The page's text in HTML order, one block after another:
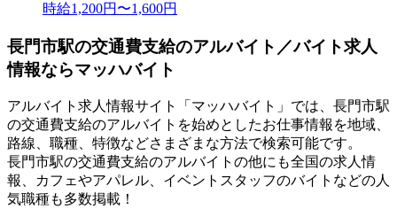
時給1,200円〜1,600円
長門市駅の交通費支給のアルバイト／バイト求人
情報ならマッハバイト
アルバイト求人情報サイト「マッハバイト」では、長門市駅
の交通費支給のアルバイトを始めとしたお仕事情報を地域、
路線、職種、特徴などさまざまな方法で検索可能です。
長門市駅の交通費支給のアルバイトの他にも全国の求人情
報、カフェやアパレル、イベントスタッフのバイトなどの人
気職種も多数掲載！